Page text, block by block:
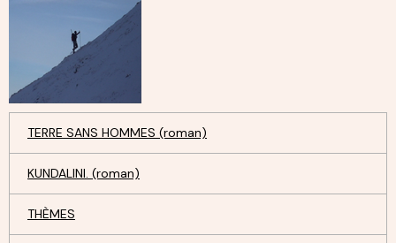
TERRE SANS HOMMES (roman)
KUNDALINI. (roman)
THÈMES